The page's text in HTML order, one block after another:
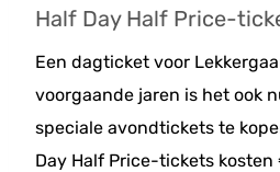
Half Day Half Price-
Een dagticket voor
voorgaande jaren is het ook
speciale avondtickets te
Day Half Price-tickets kosten